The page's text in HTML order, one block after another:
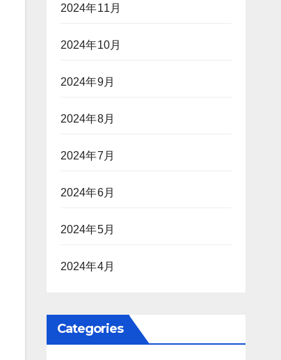
2024年11月
2024年10月
2024年9月
2024年8月
2024年7月
2024年6月
2024年5月
2024年4月
Categories